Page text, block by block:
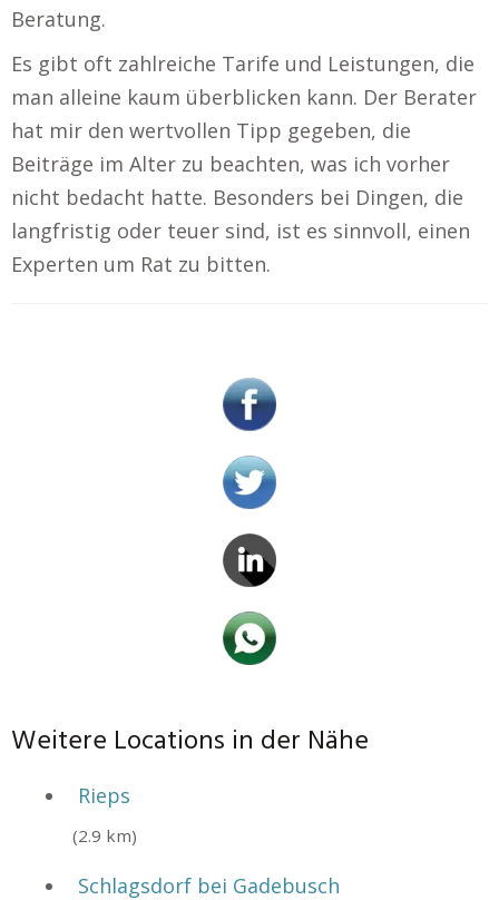
Beratung.
Es gibt oft zahlreiche Tarife und Leistungen, die
man alleine kaum überblicken kann. Der Berater
hat mir den wertvollen Tipp gegeben, die
Beiträge im Alter zu beachten, was ich vorher
nicht bedacht hatte. Besonders bei Dingen, die
langfristig oder teuer sind, ist es sinnvoll, einen
Experten um Rat zu bitten.
Weitere Locations in der Nähe
Rieps
(2.9 km)
Schlagsdorf bei Gadebusch